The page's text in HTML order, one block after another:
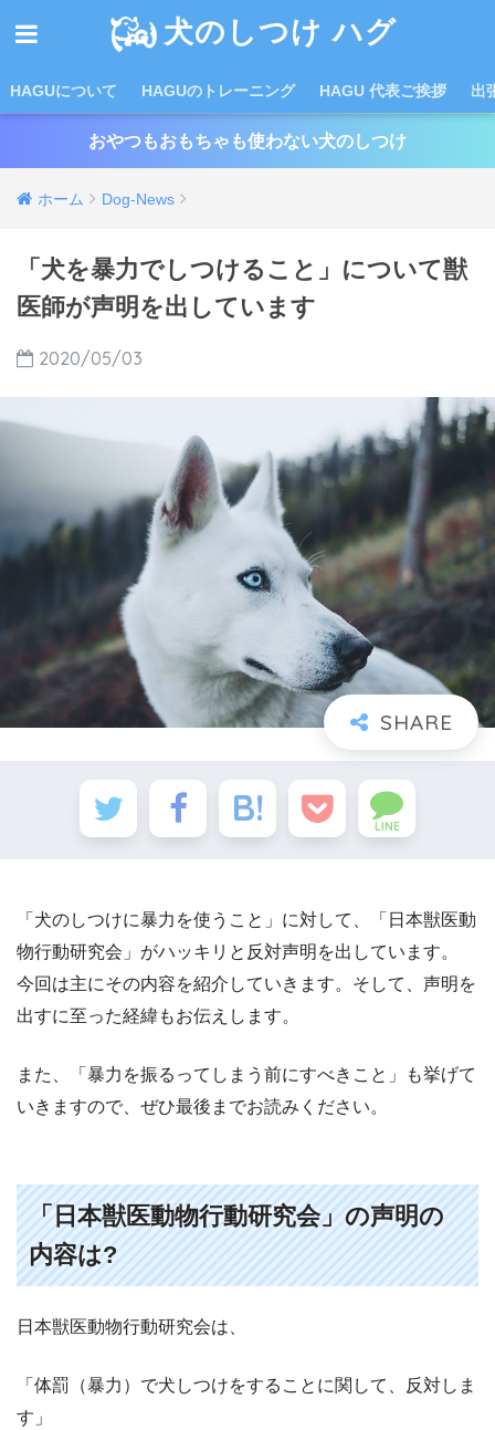
犬のしつけ ハグ
HAGUについて HAGUのトレーニング HAGU 代表ご挨拶 出
おやつもおもちゃも使わない犬のしつけ
ホーム Dog-News
「犬を暴力でしつけること」について獣
医師が声明を出しています
2020/05/03
LINE
「犬のしつけに暴力を使うこと」に対して、「日本獣医動
物行動研究会」がハッキリと反対声明を出しています。
今回は主にその内容を紹介していきます。そして、声明を
出すに至った経緯もお伝えします。
また、「暴力を振るってしまう前にすべきこと」も挙げて
いきますので、ぜひ最後までお読みください。
「日本獣医動物行動研究会」の声明の
内容は?
日本獣医動物行動研究会は、
「体罰（暴力）で犬しつけをすることに関して、反対しま
す」